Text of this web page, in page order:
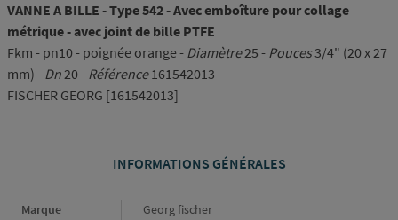
VANNE A BILLE - Type 542 - Avec emboîture pour collage
métrique - avec joint de bille PTFE
Fkm - pn10 - poignée orange - Diamètre25 - Pouces3/4" (20 x 27
mm) - Dn20 - Référence161542013
FISCHER GEORG [161542013]
INFORMATIONS GÉNÉRALES
Informations générales
Marque Georg fischer